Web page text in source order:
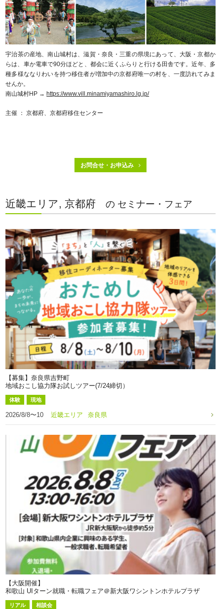
宇治茶の産地、南山城村は、滋賀・奈良・三重の県境にあって、大阪・京都か
らは、車か電車で90分ほどと、都会に近くふらりと行ける田舎です。近年、多
種多様ななりわいを持つ移住者が増加中の京都府唯一の村を、一度訪れてみま
せんか。
南山城村HP → https://www.vill.minamiyamashiro.lg.jp/
主催 ： 京都府、京都府移住センター
お問合せ・お申込み
近畿エリア, 京都府 の セミナー・フェア
【募集】奈良県吉野町
地域おこし協力隊お試しツアー(7/24締切）
体験 現地
2026/8/8〜10 近畿エリア 奈良県
【大阪開催】
和歌山 UIターン就職・転職フェア＠新大阪ワシントンホテルプラザ
リアル 相談会